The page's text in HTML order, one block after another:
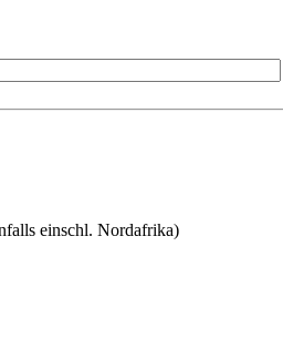
einschl. Nordafrika)